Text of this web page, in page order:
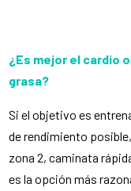
¿Es mejor el cardio
grasa?
Si el objetivo es
de rendimiento
zona 2, caminata
es la opción más